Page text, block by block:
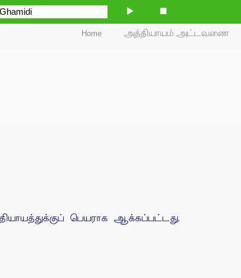
Home அத்தியாயம் அட்டவணை
பெயராக ஆக்கப்பட்டது.